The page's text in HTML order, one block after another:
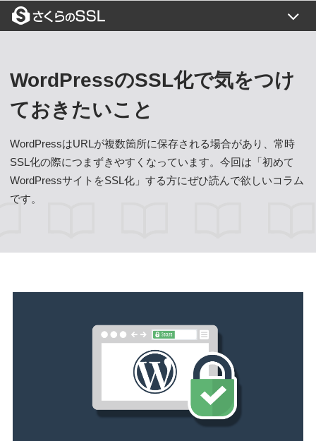
目的から選ぶ
SSLコラム
ご利用の流れ
ご利用の流れ
お支払い方法
更新について
トップページ
WordPressのSSL化で気をつけ
ておきたいこと
WordPressはURLが複数箇所に保存される場合があり、常時
SSL化の際につまずきやすくなっています。今回は「初めて
WordPressサイトをSSL化」する方にぜひ読んで欲しいコラム
です。